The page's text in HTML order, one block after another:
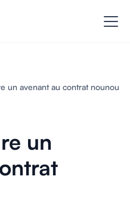
un avenant au contrat nounou
un